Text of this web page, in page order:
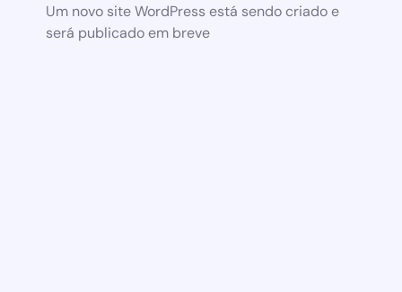
Um novo site WordPress está sendo criado e
será publicado em breve